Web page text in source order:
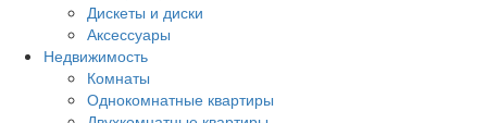
Дискеты и диски
Аксессуары
Недвижимость
Комнаты
Однокомнатные квартиры